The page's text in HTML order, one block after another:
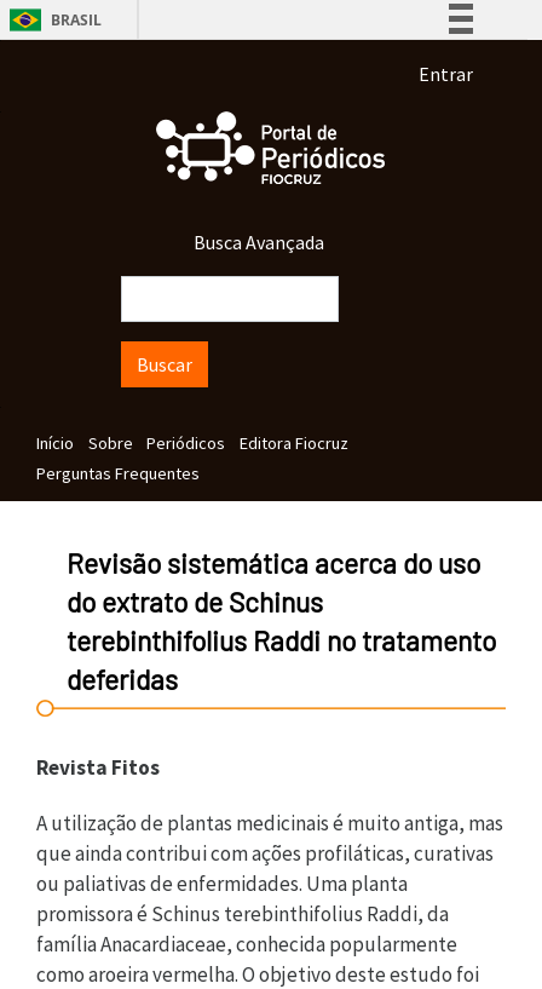
Pular para o conteúdo principal
BRASIL
Participe
Acesso à informação
Menu de
Entrar
Busca Avançada
Navegação principal
Início Sobre Periódicos
Editora Fiocruz
Perguntas Frequentes
Revisão sistemática acerca do uso
do extrato de Schinus
terebinthifolius Raddi no tratamento
deferidas
Revista Fitos
A utilização de plantas medicinais é muito antiga, mas
que ainda contribui com ações profiláticas, curativas
ou paliativas de enfermidades. Uma planta
promissora é Schinus terebinthifolius Raddi, da
família Anacardiaceae, conhecida popularmente
como aroeira vermelha. O objetivo deste estudo foi